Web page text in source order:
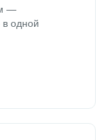
—
одной